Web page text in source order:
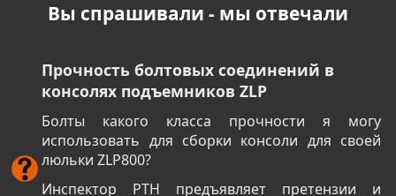
Вы спрашивали - мы отвечали
Прочность болтовых соединений в
консолях подъемников ZLP
Болты какого класса прочности я могу
использовать для сборки консоли для своей
люльки ZLP800?
Инспектор РТН предъявляет претензии и